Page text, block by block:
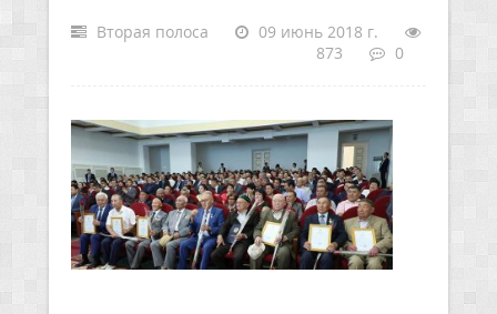
Вторая полоса
09 июнь 2018 г.
873
0